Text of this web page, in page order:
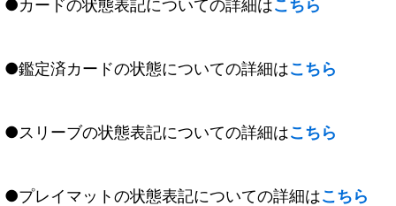
●カードの状態表記についての詳細はこちら
●鑑定済カードの状態についての詳細はこちら
●スリーブの状態表記についての詳細はこちら
●プレイマットの状態表記についての詳細はこちら